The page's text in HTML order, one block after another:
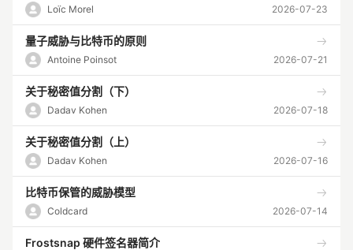
Loïc Morel 2026-07-23
量子威胁与比特币的原则
Antoine Poinsot 2026-07-21
关于秘密值分割（下）
Dadav Kohen 2026-07-18
关于秘密值分割（上）
Dadav Kohen 2026-07-16
比特币保管的威胁模型
Coldcard 2026-07-14
Frostsnap 硬件签名器简介